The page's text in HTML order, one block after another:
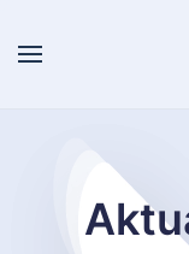
Skip to main